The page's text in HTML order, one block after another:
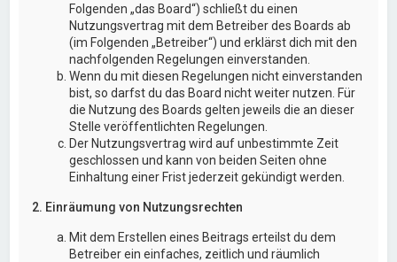
Folgenden „das Board“) schließt du einen
Nutzungsvertrag mit dem Betreiber des Boards ab
(im Folgenden „Betreiber“) und erklärst dich mit den
nachfolgenden Regelungen einverstanden.
Wenn du mit diesen Regelungen nicht einverstanden
bist, so darfst du das Board nicht weiter nutzen. Für
die Nutzung des Boards gelten jeweils die an dieser
Stelle veröffentlichten Regelungen.
Der Nutzungsvertrag wird auf unbestimmte Zeit
geschlossen und kann von beiden Seiten ohne
Einhaltung einer Frist jederzeit gekündigt werden.
2. Einräumung von Nutzungsrechten
Mit dem Erstellen eines Beitrags erteilst du dem
Betreiber ein einfaches, zeitlich und räumlich